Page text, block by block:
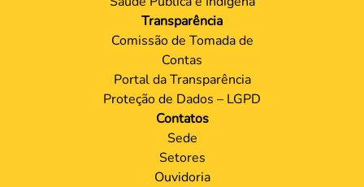
Transparência
Comissão de Tomada de
Contas
Portal da Transparência
Proteção de Dados – LGPD
Contatos
Sede
Setores
Ouvidoria